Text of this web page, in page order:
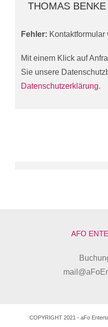
THOMAS
Fehler:
Mit einem Klick auf
Sie unsere
Datenschutzerklärung.
AFO
COPYRIGHT 2021 - aFo